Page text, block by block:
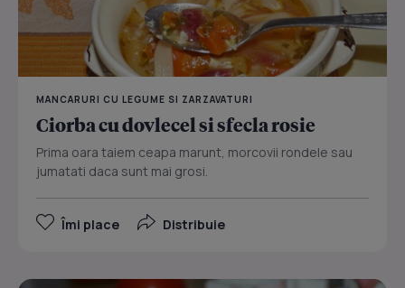
MANCARURI CU LEGUME SI ZARZAVATURI
Ciorba cu dovlecel si sfecla rosie
Prima oara taiem ceapa marunt, morcovii rondele sau
jumatati daca sunt mai grosi.
Îmi place Distribuie